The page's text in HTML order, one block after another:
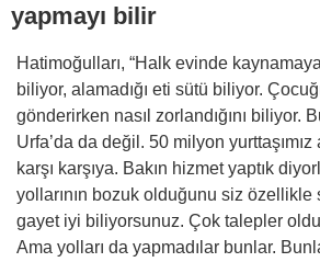
yapmayı bilir
Hatimoğulları, “Halk evinde
biliyor, alamadığı eti sütü biliyor.
gönderirken nasıl zorlandığını biliyor.
Urfa’da da değil. 50 milyon
karşı karşıya. Bakın hizmet yaptık
yollarının bozuk olduğunu siz
gayet iyi biliyorsunuz. Çok talepler
Ama yolları da yapmadılar bunlar.